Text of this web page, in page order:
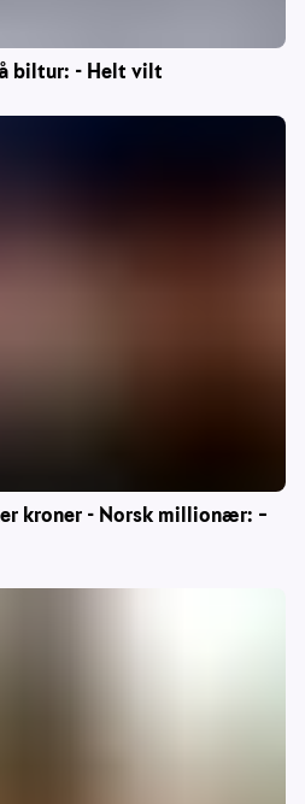
biltur: - Helt vilt
kroner - Norsk millionær: –